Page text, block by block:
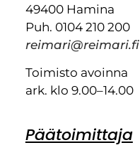
49400 Hamina
Puh. 0104 210 200
reimari@reimari.fi
Toimisto avoinna
ark. klo 9.00–14.00
Päätoimittaja